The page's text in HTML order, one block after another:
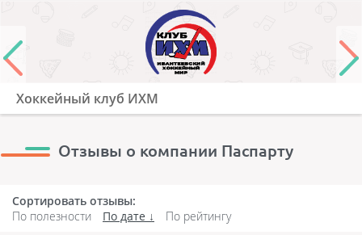
Хоккейный клуб ИХМ
Отзывы о компании Паспарту
Сортировать отзывы:
По полезности
По дате По рейтингу